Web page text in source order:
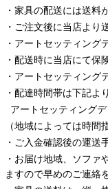
・家具の配送には送料
・ご注文後に当店より
・ アートセッティング
・配送時に当店にて保
・ アートセッティング
・配達時間帯は下記よ
アートセッティング
（地域によっては時
・ご入金確認後の運
・お届け地域、ソフ
ますので早めのご連絡